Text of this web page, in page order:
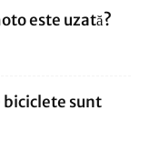
este uzată?
biciclete sunt